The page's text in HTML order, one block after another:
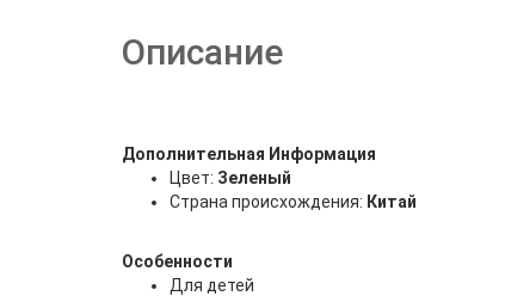
Описание
Дополнительная Информация
Цвет: Зеленый
Страна происхождения: Китай
Особенности
Для детей